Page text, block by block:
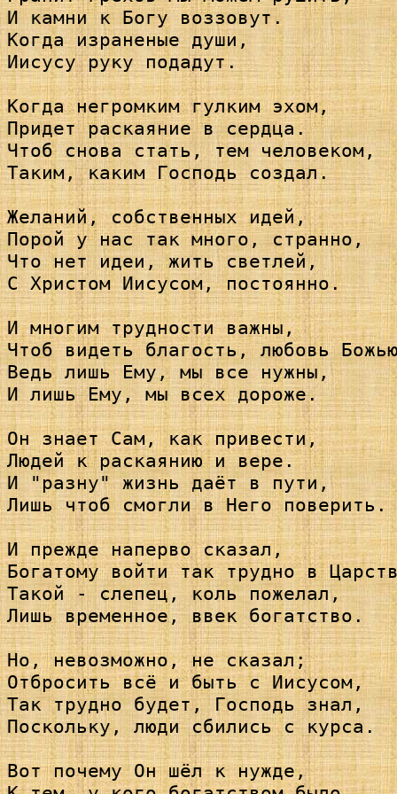
И камни к Богу воззовут.
Когда израненые души,
Иисусу руку подадут.
Когда негромким гулким эхом,
Придет раскаяние в сердца.
Чтоб снова стать, тем человеком,
Таким, каким Господь создал.
Желаний, собственных идей,
Порой у нас так много, странно,
Что нет идеи, жить светлей,
С Христом Иисусом, постоянно.
И многим трудности важны,
Чтоб видеть благость, любовь
Ведь лишь Ему, мы все нужны,
И лишь Ему, мы всех дороже.
Он знает Сам, как привести,
Людей к раскаянию и вере.
И "разну" жизнь даёт в пути,
Лишь чтоб смогли в Него поверить.
И прежде наперво сказал,
Богатому войти так трудно в
Такой - слепец, коль пожелал,
Лишь временное, ввек богатство.
Но, невозможно, не сказал;
Отбросить всё и быть с Иисусом,
Так трудно будет, Господь знал,
Поскольку, люди сбились с курса.
Вот почему Он шёл к нужде,